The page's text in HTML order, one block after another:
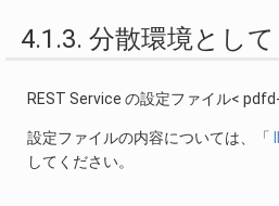
4.1.3. 分散環境とし
REST Service の設定ファイル<
設定ファイルの内容については、「
してください。